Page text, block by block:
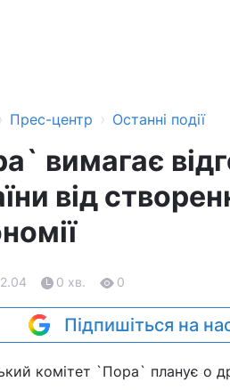
› Прес-центр › Останні події
вимагає
від
0 хв. 0
Підпишіться на
комітет `Пора` планує о